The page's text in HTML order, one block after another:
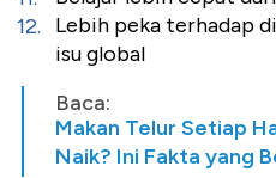
Lebih peka terhadap
isu global
Baca:
Makan Telur Setiap
Naik? Ini Fakta yang